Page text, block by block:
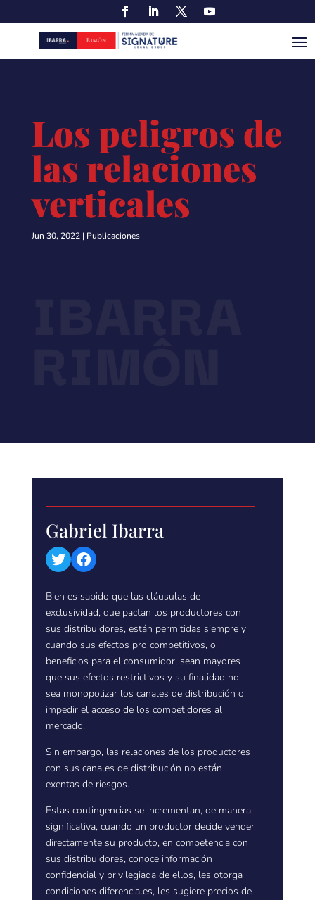
Los peligros de
las relaciones
verticales
Jun 30, 2022| Publicaciones
Gabriel Ibarra
TwitterFacebook
Bien es sabido que las cláusulas de
exclusividad, que pactan los productores con
sus distribuidores, están permitidas siempre y
cuando sus efectos pro competitivos, o
beneficios para el consumidor, sean mayores
que sus efectos restrictivos y su finalidad no
sea monopolizar los canales de distribución o
impedir el acceso de los competidores al
mercado.
Sin embargo, las relaciones de los productores
con sus canales de distribución no están
exentas de riesgos.
Estas contingencias se incrementan, de manera
significativa, cuando un productor decide vender
directamente su producto, en competencia con
sus distribuidores, conoce información
confidencial y privilegiada de ellos, les otorga
condiciones diferenciales, les sugiere precios de